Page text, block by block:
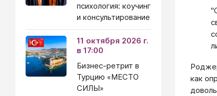
как
психология: коучинг
и консультирование
11 октября 2026 г.
в 17:00
Бизнес-ретрит в
Турцию «МЕСТО
СИЛЫ»